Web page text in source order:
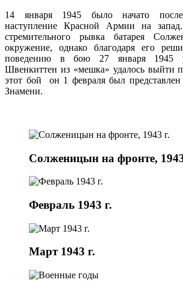
14 января 1945 было начато
наступление Красной Армии на
стремительного рывка батарея
окружение, однако благодаря его
поведению в бою 27 января 1945
Швенкиттен из «мешка» удалось выйти
этот бой он 1 февраля был
Знамени.
Солженицын на фронте,
Февраль 1943 г.
Март 1943 г.